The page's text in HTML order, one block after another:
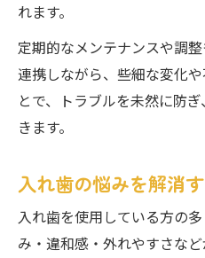
れます。
定期的なメンテナンスや調
連携しながら、些細な変化
とで、トラブルを未然に防
きます。
入れ歯の悩みを解消
入れ歯を使用している方の
み・違和感・外れやすさな